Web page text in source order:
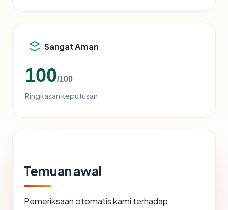
Sangat Aman
100/100
Ringkasan keputusan
Temuan awal
Pemeriksaan otomatis kami terhadap